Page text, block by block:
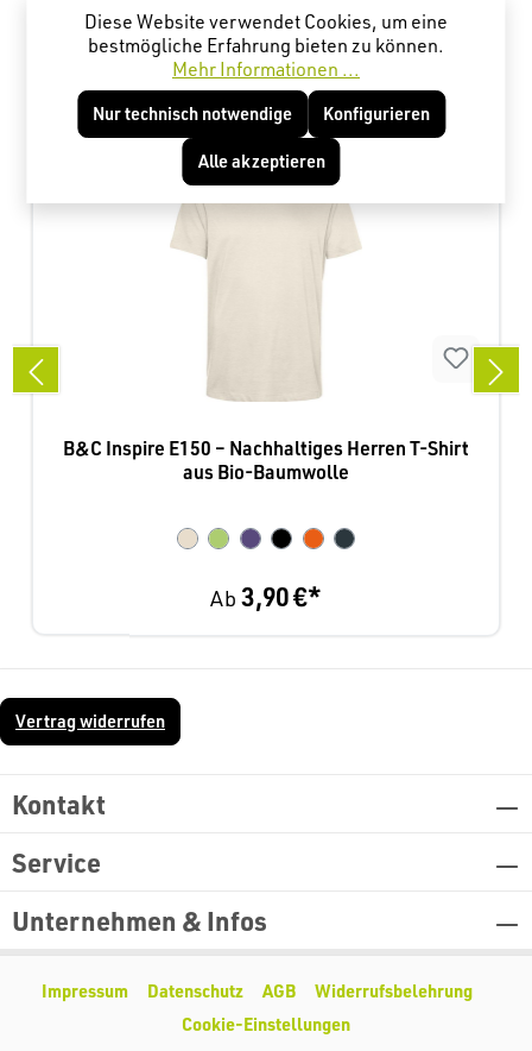
Ab8,05 €*
Produktgalerie überspringen
Kunden haben sich ebenfalls angesehen
B&C Inspire E150 – Nachhaltiges Herren T-Shirt
aus Bio-Baumwolle
Ab3,90 €*
Vertrag widerrufen
Kontakt
Service
Unternehmen & Infos
Impressum Datenschutz AGB
Widerrufsbelehrung
Cookie-Einstellungen
Diese Website verwendet Cookies, um eine
bestmögliche Erfahrung bieten zu können.
Mehr Informationen ...
Nur technisch notwendige Konfigurieren
Alle akzeptieren